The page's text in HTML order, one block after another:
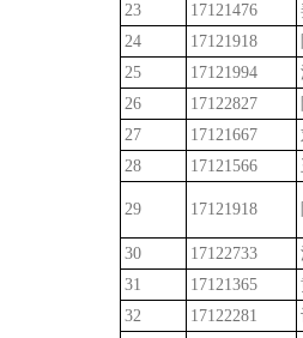
23
17121476
24
17121918
25
17121994
26
17122827
27
17121667
28
17121566
29 17121918
30 17122733
31
17121365
32
17122281